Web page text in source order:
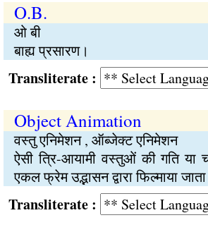
O.B.
ओ बी
बाह्य प्रसारण।
:
Object Animation
वस्तु एनिमेशन , ऑब्जेक्ट एनिमेशन
ऐसी त्रि-आयामी वस्तुओं की गति या
एकल फ्रेम उद्भासन द्वारा फिल्माया
: